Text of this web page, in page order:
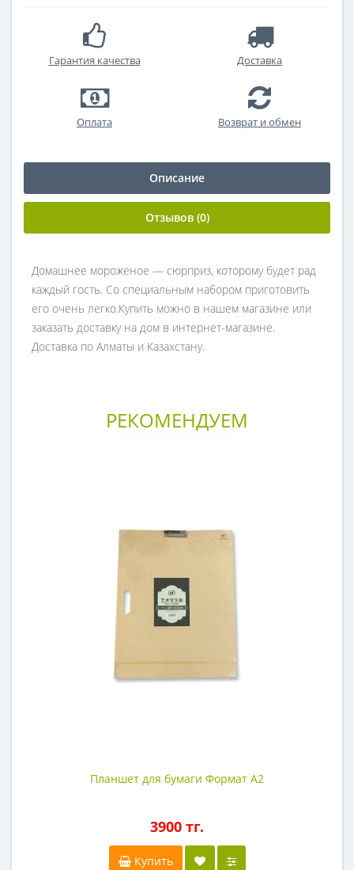
Гарантия качества Доставка
Оплата Возврат и обмен
Описание
Отзывов (0)
Домашнее мороженое — сюрприз, которому будет рад
каждый гость. Со специальным набором приготовить
его очень легко.Купить можно в нашем магазине или
заказать доставку на дом в интернет-магазине.
Доставка по Алматы и Казахстану.
РЕКОМЕНДУЕМ
Планшет для бумаги Формат А2
3900 тг.
Купить